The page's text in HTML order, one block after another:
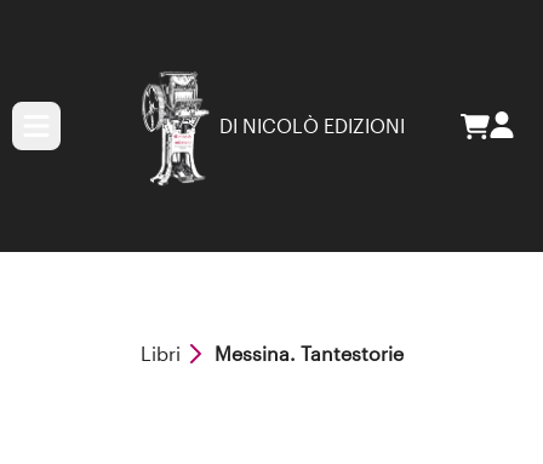
DI NICOLÒ EDIZIONI
Libri Messina. Tantestorie